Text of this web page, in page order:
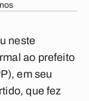
neste
ao prefeito
em seu
que fez